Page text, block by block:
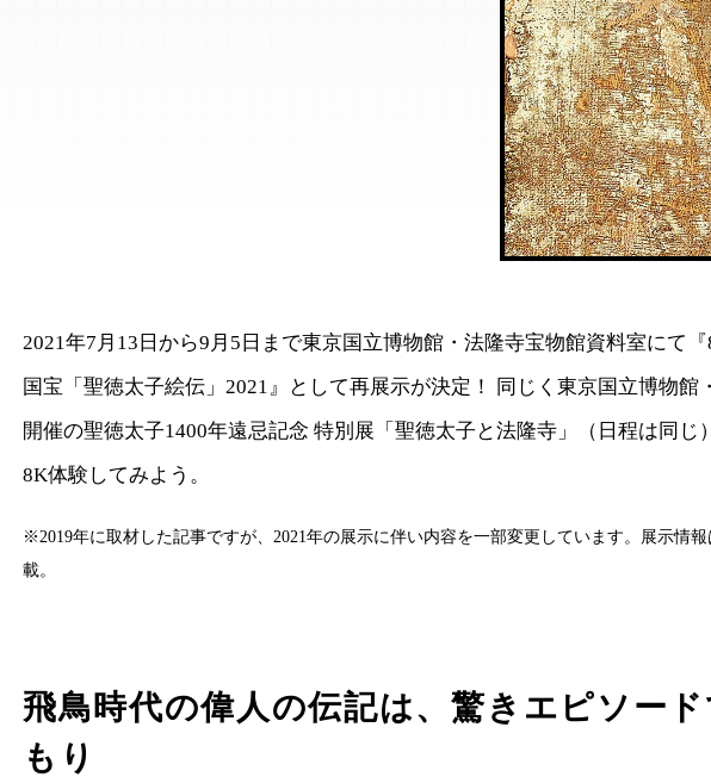
2021年7月13日から9月5日まで東京国立博物館・法隆寺宝物館資料室にて
国宝「聖徳太子絵伝」2021』として再展示が決定！ 同じく東京国立博物館
開催の聖徳太子1400年遠忌記念 特別展「聖徳太子と法隆寺」（日程は同じ
8K体験してみよう。
※2019年に取材した記事ですが、2021年の展示に伴い内容を一部変更しています。展示情
載。
飛鳥時代の偉人の伝記は、驚きエピソード
もり